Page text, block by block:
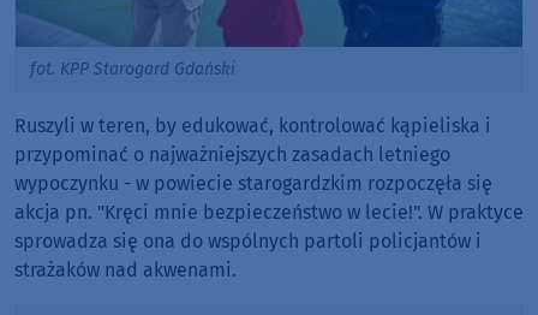
fot. KPP Starogard Gdański
Ruszyli w teren, by edukować, kontrolować kąpieliska i
przypominać o najważniejszych zasadach letniego
wypoczynku - w powiecie starogardzkim rozpoczęła się
akcja pn. "Kręci mnie bezpieczeństwo w lecie!". W praktyce
sprowadza się ona do wspólnych partoli policjantów i
strażaków nad akwenami.